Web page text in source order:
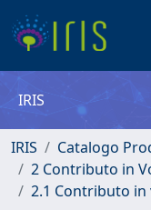
IRIS
IRIS
Catalogo
2 Contributo in
2.1 Contributo in